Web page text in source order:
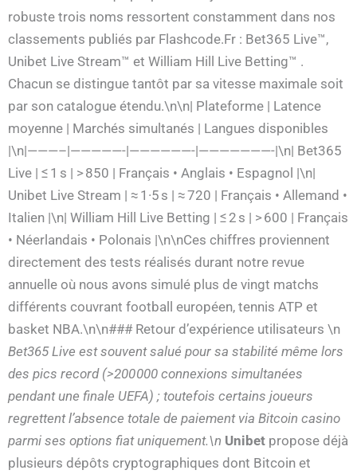
robuste trois noms ressortent constamment dans nos
classements publiés par Flashcode.Fr : Bet365 Live™,
Unibet Live Stream™ et William Hill Live Betting™ .
Chacun se distingue tantôt par sa vitesse maximale soit
par son catalogue étendu.\n\n| Plateforme | Latence
moyenne | Marchés simultanés | Langues disponibles
|\n|———–|—————-|——————-|———————-|\n| Bet365
Live | ≤ 1 s | > 850 | Français • Anglais • Espagnol |\n|
Unibet Live Stream | ≈ 1·5 s | ≈ 720 | Français • Allemand •
Italien |\n| William Hill Live Betting | ≤ 2 s | > 600 | Français
• Néerlandais • Polonais |\n\nCes chiffres proviennent
directement des tests réalisés durant notre revue
annuelle où nous avons simulé plus de vingt matchs
différents couvrant football européen, tennis ATP et
basket NBA.\n\n### Retour d’expérience utilisateurs \n
Bet365 Live est souvent salué pour sa stabilité même lors
des pics record (>200 000 connexions simultanées
pendant une finale UEFA) ; toutefois certains joueurs
regrettent l’absence totale de paiement via Bitcoin casino
parmi ses options fiat uniquement.\n Unibet propose déjà
plusieurs dépôts cryptographiques dont Bitcoin et